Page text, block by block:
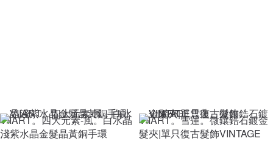
VIIART。四大元素-風。白水晶
淺紫水晶金髮晶黃銅手環
VIIART。雪蓮。微鑲鋯石鍍金
髮夾|單只復古髮飾VINTAGE